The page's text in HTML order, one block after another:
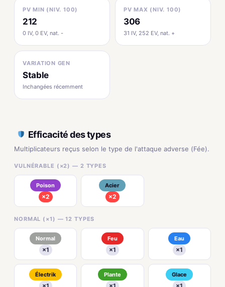
PV MIN (NIV. 100)
212
0 IV, 0 EV, nat. -
PV MAX (NIV. 100)
306
31 IV, 252 EV, nat. +
VARIATION GEN
Stable
Inchangées récemment
Efficacité des types
Multiplicateurs reçus selon le type de l'attaque adverse (Fée).
VULNÉRABLE (×2) — 2 TYPES
Poison
×2
Acier
×2
NORMAL (×1) — 12 TYPES
Normal
×1
Feu
×1
Eau
×1
Électrik Plante Glace